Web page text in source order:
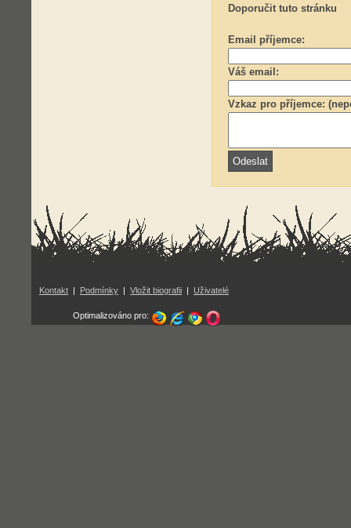
Doporučit tuto stránku
Email příjemce:
Váš email:
Vzkaz pro příjemce:
Kontakt | Podmínky | Vložit biografii | Uživatelé
Optimalizováno pro: